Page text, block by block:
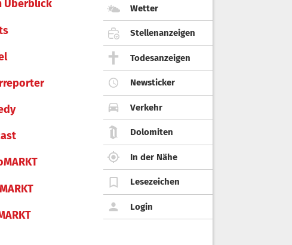
Überblick Wetter
Stellenanzeigen
Todesanzeigen
Newsticker
Verkehr
Dolomiten
In der Nähe
Lesezeichen
Login